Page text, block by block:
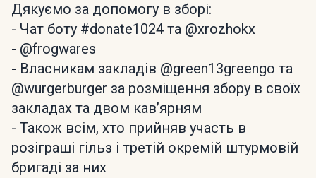
Дякуємо за допомогу в зборі:
- Чат боту #donate1024 та @xrozhokx
- @frogwares
- Власникам закладів @green13greengo та
@wurgerburger за розміщення збору в своїх
закладах та двом кавʼярням
- Також всім, хто прийняв участь в
розіграші гільз і третій окремій штурмовій
бригаді за них